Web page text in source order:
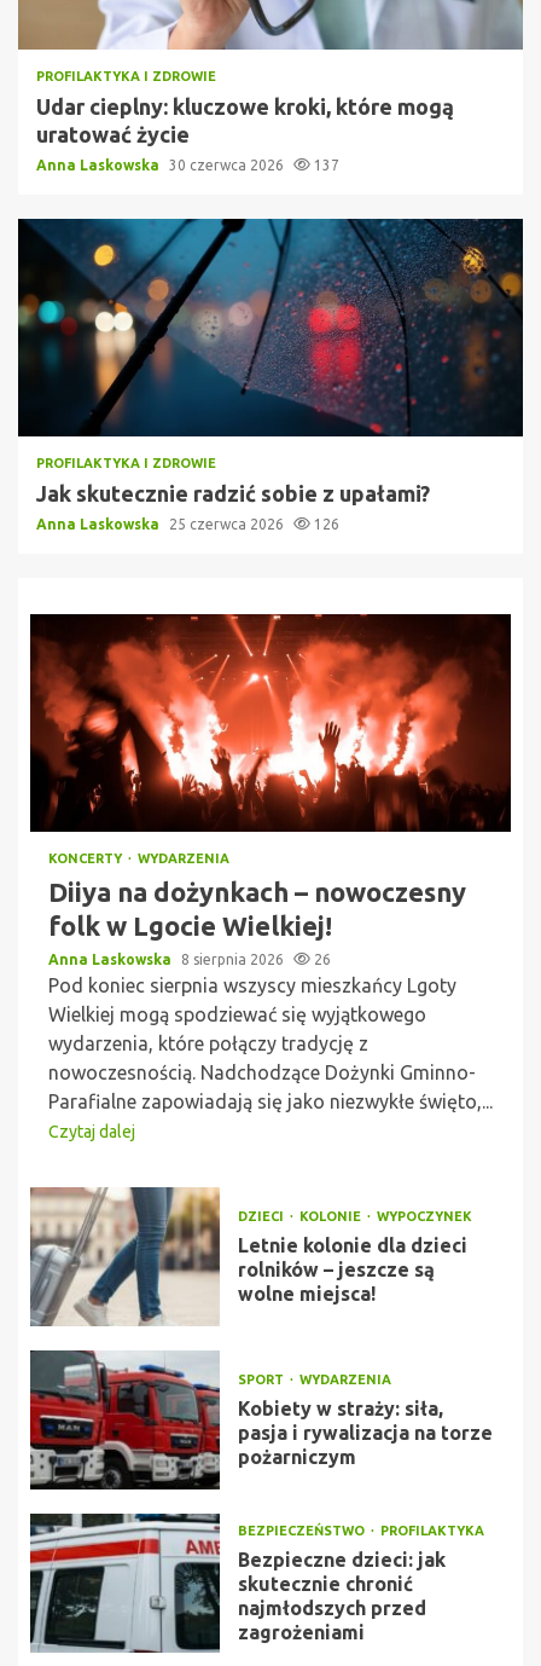
PROFILAKTYKA I ZDROWIE
Udar cieplny: kluczowe kroki, które mogą
uratować życie
Anna Laskowska 30 czerwca 2026 137
PROFILAKTYKA I ZDROWIE
Jak skutecznie radzić sobie z upałami?
Anna Laskowska 25 czerwca 2026 126
KONCERTY WYDARZENIA
Diiya na dożynkach – nowoczesny
folk w Lgocie Wielkiej!
Anna Laskowska 8 sierpnia 2026 26
Pod koniec sierpnia wszyscy mieszkańcy Lgoty
Wielkiej mogą spodziewać się wyjątkowego
wydarzenia, które połączy tradycję z
nowoczesnością. Nadchodzące Dożynki Gminno-
Parafialne zapowiadają się jako niezwykłe święto,...
Czytaj dalej
DZIECI KOLONIE WYPOCZYNEK
Letnie kolonie dla dzieci
rolników – jeszcze są
wolne miejsca!
SPORT WYDARZENIA
Kobiety w straży: siła,
pasja i rywalizacja na torze
pożarniczym
BEZPIECZEŃSTWO PROFILAKTYKA
Bezpieczne dzieci: jak
skutecznie chronić
najmłodszych przed
zagrożeniami